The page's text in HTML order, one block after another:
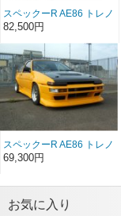
スペックーR AE86 トレノ
フロントバンパースポイ
ラー FRP（後期）+アン
ダーパネルセット
82,500円
スペックーR AE86 トレノ
フロントバンパースポイ
69,300円
お気に入り